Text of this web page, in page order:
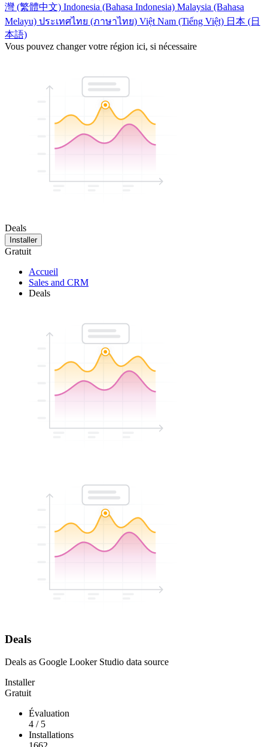
灣 (繁體中文) Indonesia (Bahasa Indonesia) Malaysia (Bahasa
Melayu) ประเทศไทย (ภาษาไทย) Việt Nam (Tiếng Việt) 日本 (日
本語)
Vous pouvez changer votre région ici, si nécessaire
Deals
Installer
Gratuit
Accueil
Sales and CRM
Deals
Deals
Deals as Google Looker Studio data source
Installer
Gratuit
Évaluation
4 / 5
Installations